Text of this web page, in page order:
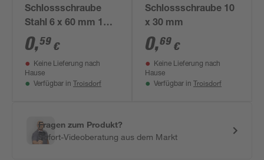
Schlossschraube
Stahl 6 x 60 mm 1
Stück
0,59 €
Keine Lieferung nach
Hause
Verfügbar in Troisdorf
Schlossschraube 10
x 30 mm
0,69 €
Keine Lieferung nach
Hause
Verfügbar in Troisdorf
Fragen zum Produkt?
Sofort-Videoberatung aus dem Markt